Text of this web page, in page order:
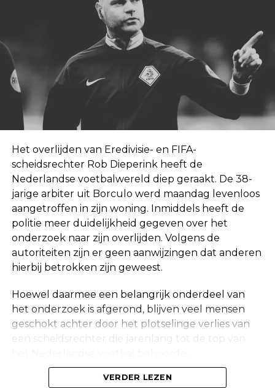
Het overlijden van Eredivisie- en FIFA-
scheidsrechter Rob Dieperink heeft de
Nederlandse voetbalwereld diep geraakt. De 38-
jarige arbiter uit Borculo werd maandag levenloos
aangetroffen in zijn woning. Inmiddels heeft de
politie meer duidelijkheid gegeven over het
onderzoek naar zijn overlijden. Volgens de
autoriteiten zijn er geen aanwijzingen dat anderen
hierbij betrokken zijn geweest.
Hoewel daarmee een belangrijk onderdeel van
het onderzoek is afgerond, blijven veel mensen
geschokt achter door het plotselinge verlies van
een scheidsrechter die jarenlang tot de top van
VERDER LEZEN